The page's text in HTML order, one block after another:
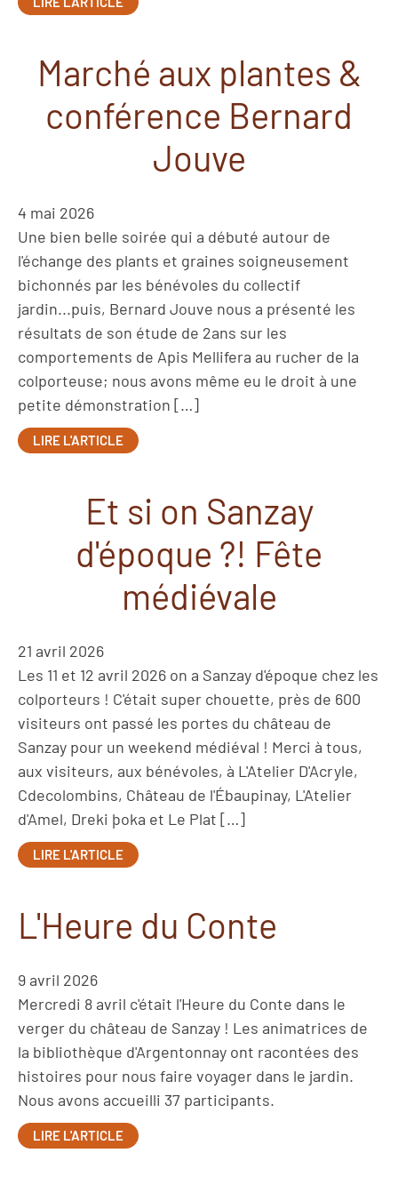
Marché aux plantes &
conférence Bernard
Jouve
4 mai 2026
Une bien belle soirée qui a débuté autour de
l'échange des plants et graines soigneusement
bichonnés par les bénévoles du collectif
jardin...puis, Bernard Jouve nous a présenté les
résultats de son étude de 2ans sur les
comportements de Apis Mellifera au rucher de la
colporteuse; nous avons même eu le droit à une
petite démonstration […]
LIRE L'ARTICLE
Et si on Sanzay
d'époque ?! Fête
médiévale
21 avril 2026
Les 11 et 12 avril 2026 on a Sanzay d'époque chez les
colporteurs ! C'était super chouette, près de 600
visiteurs ont passé les portes du château de
Sanzay pour un weekend médiéval ! Merci à tous,
aux visiteurs, aux bénévoles, à L'Atelier D'Acryle,
Cdecolombins, Château de l'Ébaupinay, L'Atelier
d'Amel, Dreki þoka et Le Plat […]
LIRE L'ARTICLE
L'Heure du Conte
9 avril 2026
Mercredi 8 avril c'était l'Heure du Conte dans le
verger du château de Sanzay ! Les animatrices de
la bibliothèque d'Argentonnay ont racontées des
histoires pour nous faire voyager dans le jardin.
Nous avons accueilli 37 participants.
LIRE L'ARTICLE